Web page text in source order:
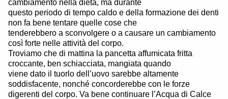
cambiamento nella dieta, ma durante
questo periodo di tempo caldo e della formazione dei denti
non fa bene tentare quelle cose che
tenderebbero a sconvolgere o a causare un cambiamento
così forte nelle attività del corpo.
Troviamo che di mattina la pancetta affumicata fritta
croccante, ben schiacciata, mangiata quando
viene dato il tuorlo dell’uovo sarebbe altamente
soddisfacente, nonché concorderebbe con le forze
digerenti del corpo. Va bene continuare l’Acqua di Calce